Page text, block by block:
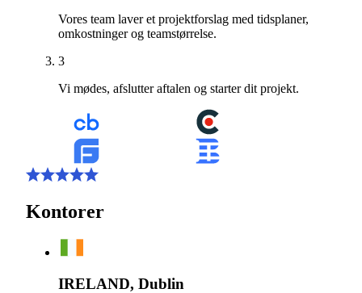
Vores team laver et projektforslag med tidsplaner,
omkostninger og teamstørrelse.
3
Vi mødes, afslutter aftalen og starter dit projekt.
Kontorer
IRELAND, Dublin